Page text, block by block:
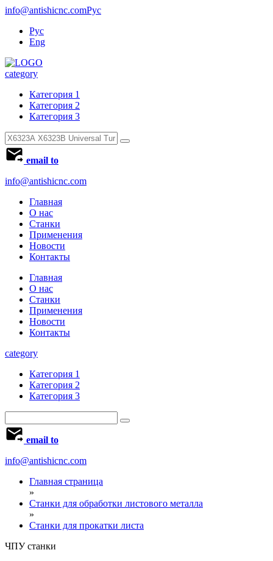
info@antishicnc.comРус
Рус
Eng
category
Категория 1
Категория 2
Категория 3
email to
info@antishicnc.com
Главная
О нас
Станки
Применения
Новости
Контакты
Главная
О нас
Станки
Применения
Новости
Контакты
category
Категория 1
Категория 2
Категория 3
email to
info@antishicnc.com
Главная страница
»
Станки для обработки листового металла
»
Станки для прокатки листа
ЧПУ станки